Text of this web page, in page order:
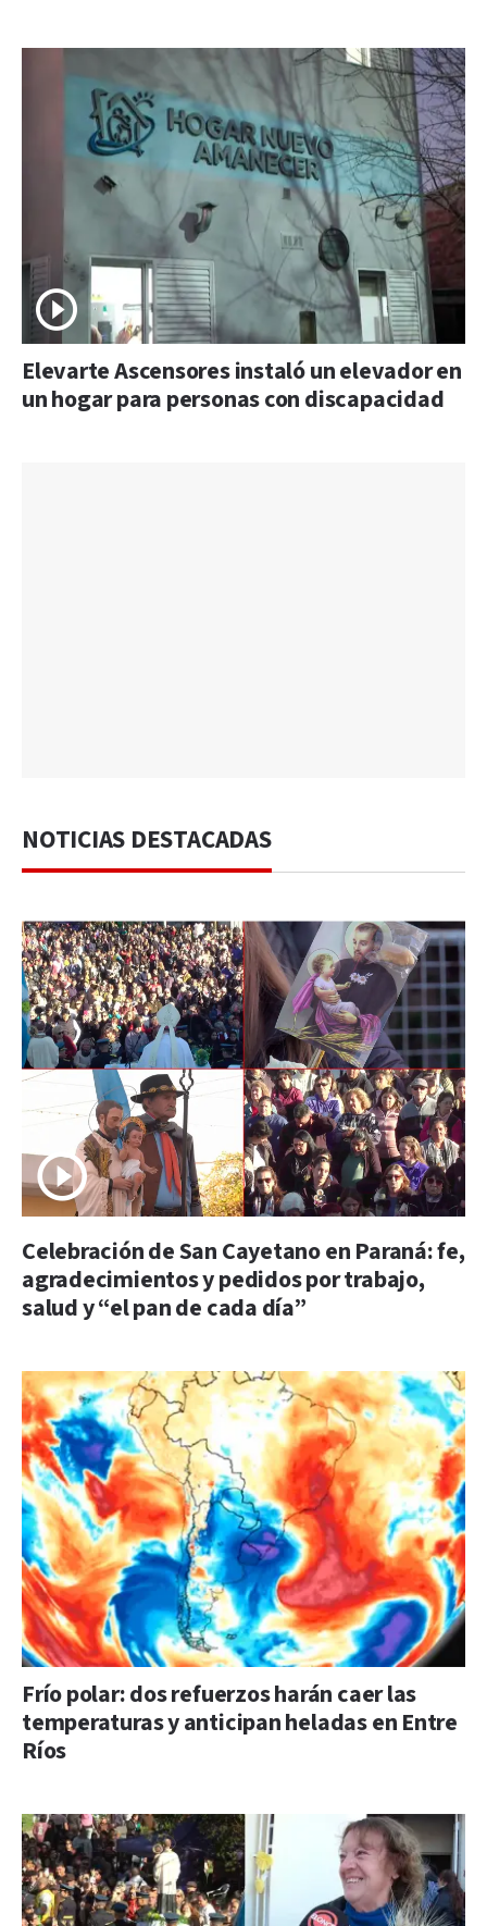
Elevarte Ascensores instaló un elevador en
un hogar para personas con discapacidad
NOTICIAS DESTACADAS
Celebración de San Cayetano en Paraná: fe,
agradecimientos y pedidos por trabajo,
salud y “el pan de cada día”
Frío polar: dos refuerzos harán caer las
temperaturas y anticipan heladas en Entre
Ríos